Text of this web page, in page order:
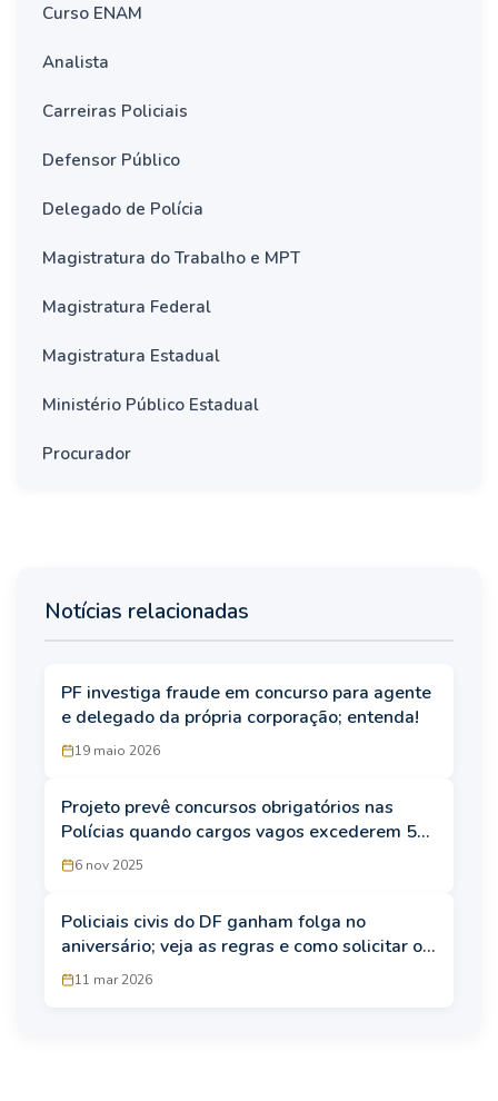
Curso ENAM
Analista
Carreiras Policiais
Defensor Público
Delegado de Polícia
Magistratura do Trabalho e MPT
Magistratura Federal
Magistratura Estadual
Ministério Público Estadual
Procurador
Notícias relacionadas
PF investiga fraude em concurso para agente
e delegado da própria corporação; entenda!
19 maio 2026
Projeto prevê concursos obrigatórios nas
Polícias quando cargos vagos excederem 5%
dos efetivos
6 nov 2025
Policiais civis do DF ganham folga no
aniversário; veja as regras e como solicitar o
abono
11 mar 2026